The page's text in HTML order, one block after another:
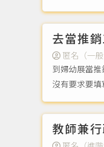
去當推
匿名（一般
到婦幼展當
沒有要求要
教師兼